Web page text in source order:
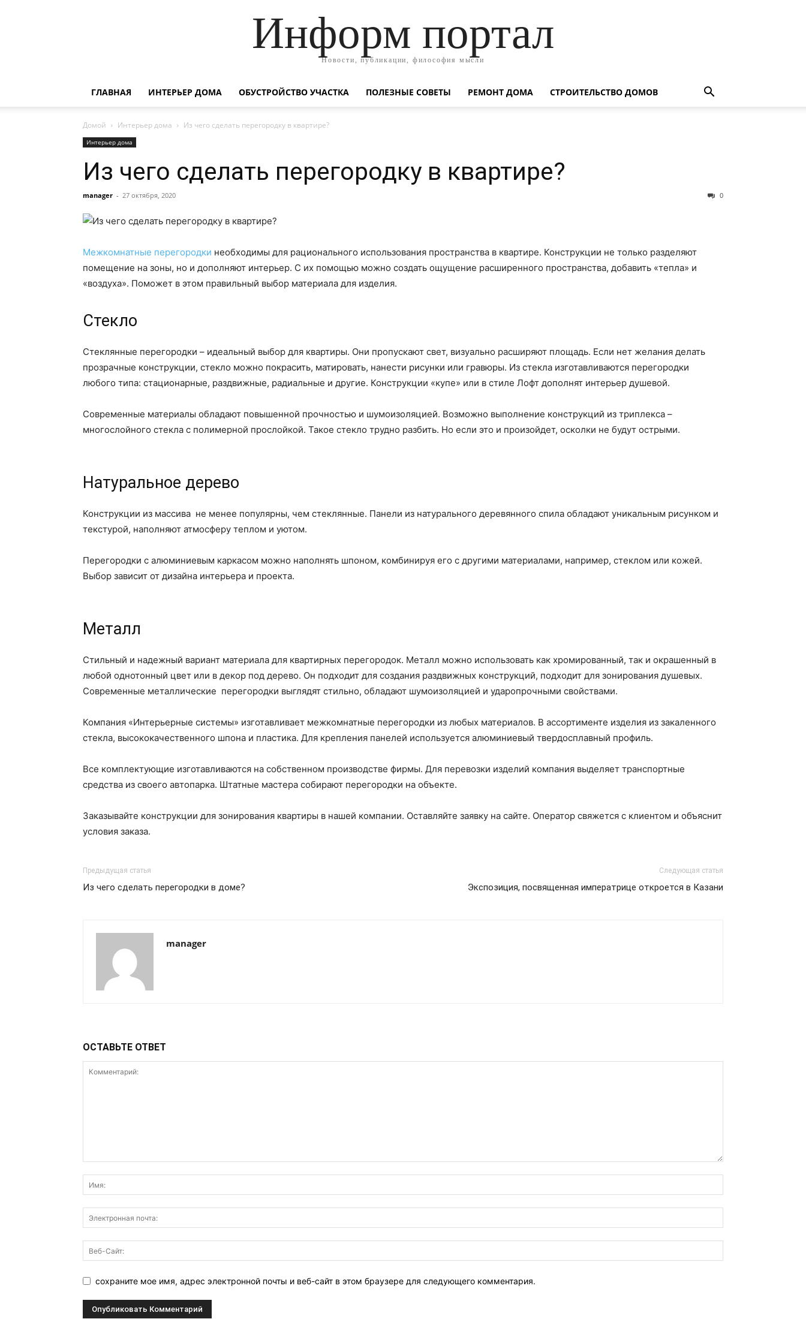
Информ портал
Новости, публикации, философия мысли
ГЛАВНАЯ ИНТЕРЬЕР ДОМА ОБУСТРОЙСТВО УЧАСТКА ПОЛЕЗНЫЕ СОВЕТЫ РЕМОНТ ДОМА СТРОИТЕЛЬСТВО ДОМОВ
Домой Интерьер дома Из чего сделать перегородку в квартире?
Интерьер дома
Из чего сделать перегородку в квартире?
manager - 27 октября, 2020 0
Межкомнатные перегородки необходимы для рационального использования пространства в квартире. Конструкции не только разделяют
помещение на зоны, но и дополняют интерьер. С их помощью можно создать ощущение расширенного пространства, добавить «тепла» и
«воздуха». Поможет в этом правильный выбор материала для изделия.
Стекло
Стеклянные перегородки – идеальный выбор для квартиры. Они пропускают свет, визуально расширяют площадь. Если нет желания делать
прозрачные конструкции, стекло можно покрасить, матировать, нанести рисунки или гравюры. Из стекла изготавливаются перегородки
любого типа: стационарные, раздвижные, радиальные и другие. Конструкции «купе» или в стиле Лофт дополнят интерьер душевой.
Современные материалы обладают повышенной прочностью и шумоизоляцией. Возможно выполнение конструкций из триплекса –
многослойного стекла с полимерной прослойкой. Такое стекло трудно разбить. Но если это и произойдет, осколки не будут острыми.
Натуральное дерево
Конструкции из массива не менее популярны, чем стеклянные. Панели из натурального деревянного спила обладают уникальным рисунком и
текстурой, наполняют атмосферу теплом и уютом.
Перегородки с алюминиевым каркасом можно наполнять шпоном, комбинируя его с другими материалами, например, стеклом или кожей.
Выбор зависит от дизайна интерьера и проекта.
Металл
Стильный и надежный вариант материала для квартирных перегородок. Металл можно использовать как хромированный, так и окрашенный в
любой однотонный цвет или в декор под дерево. Он подходит для создания раздвижных конструкций, подходит для зонирования душевых.
Современные металлические перегородки выглядят стильно, обладают шумоизоляцией и ударопрочными свойствами.
Компания «Интерьерные системы» изготавливает межкомнатные перегородки из любых материалов. В ассортименте изделия из закаленного
стекла, высококачественного шпона и пластика. Для крепления панелей используется алюминиевый твердосплавный профиль.
Все комплектующие изготавливаются на собственном производстве фирмы. Для перевозки изделий компания выделяет транспортные
средства из своего автопарка. Штатные мастера собирают перегородки на объекте.
Заказывайте конструкции для зонирования квартиры в нашей компании. Оставляйте заявку на сайте. Оператор свяжется с клиентом и объяснит
условия заказа.
Предыдущая статья
Из чего сделать перегородки в доме?
Следующая статья
Экспозиция, посвященная императрице откроется в Казани
manager
ОСТАВЬТЕ ОТВЕТ
сохраните мое имя, адрес электронной почты и веб-сайт в этом браузере для следующего комментария.